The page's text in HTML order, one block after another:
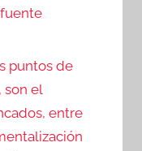
puntos de
son el
entre